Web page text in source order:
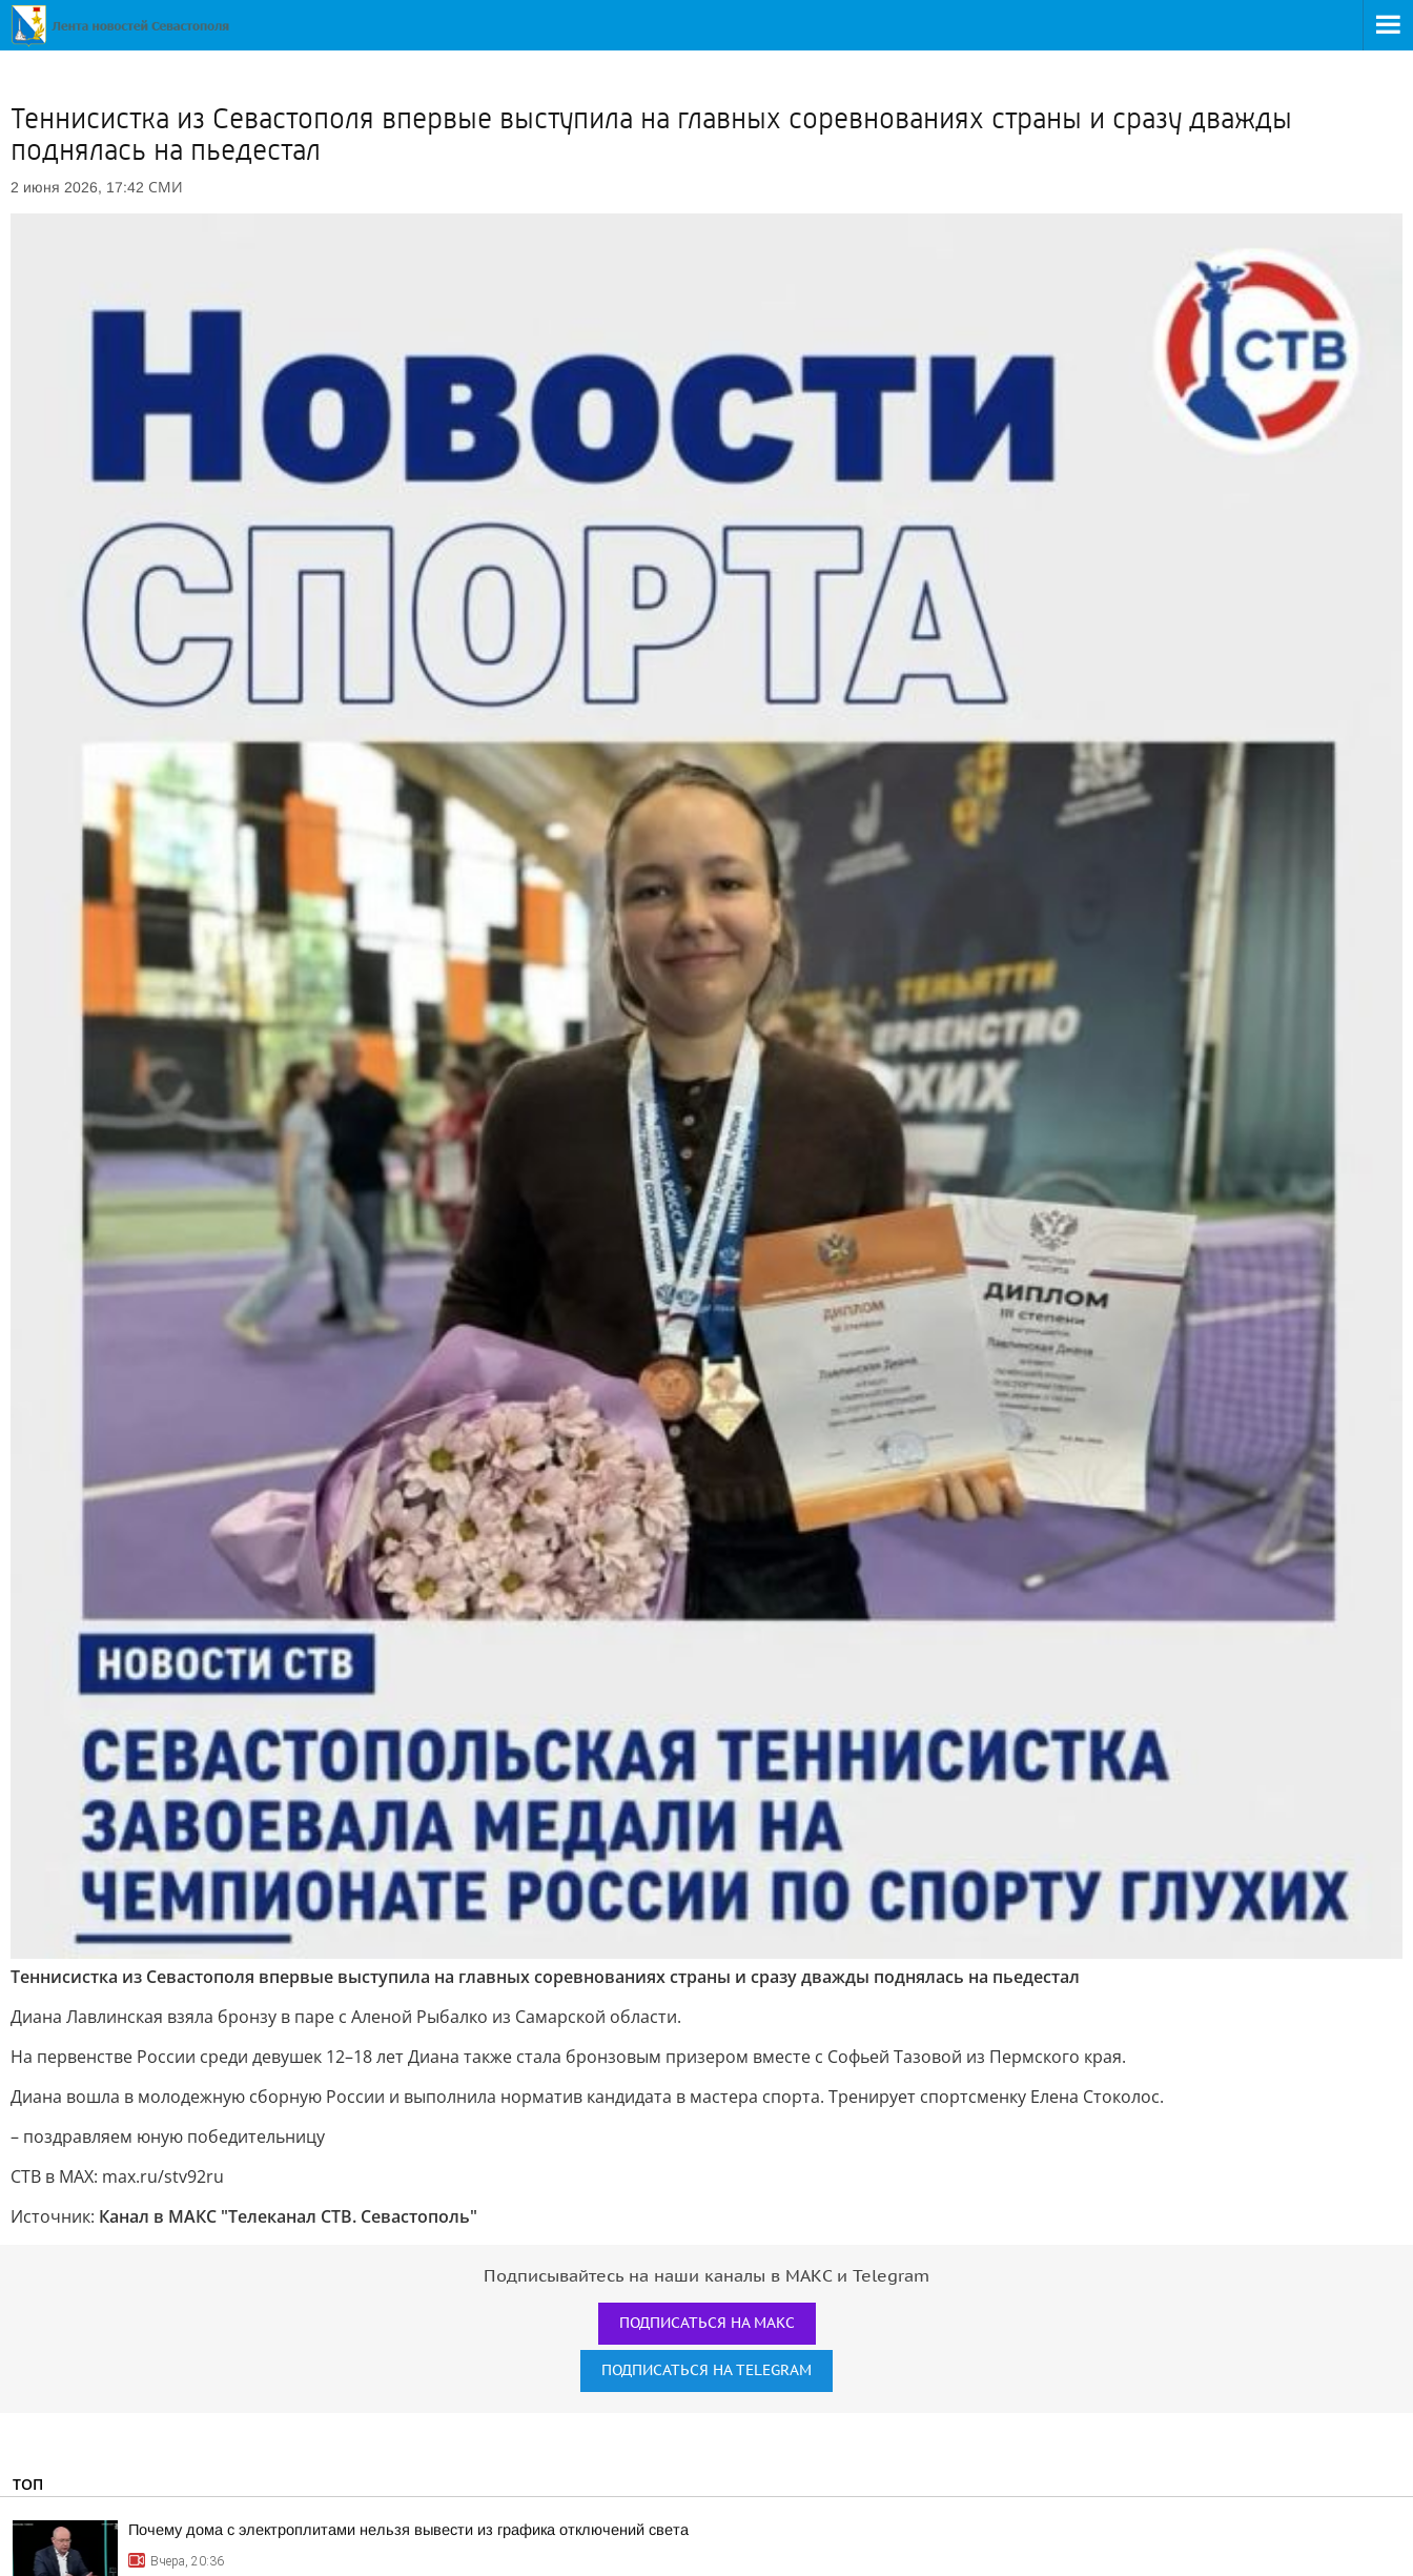
Теннисистка из Севастополя впервые выступила на главных соревнованиях страны и сразу дважды
поднялась на пьедестал
2 июня 2026, 17:42 СМИ
Теннисистка из Севастополя впервые выступила на главных соревнованиях страны и сразу дважды поднялась на пьедестал
Диана Лавлинская взяла бронзу в паре с Аленой Рыбалко из Самарской области.
На первенстве России среди девушек 12–18 лет Диана также стала бронзовым призером вместе с Софьей Тазовой из Пермского края.
Диана вошла в молодежную сборную России и выполнила норматив кандидата в мастера спорта. Тренирует спортсменку Елена Стоколос.
– поздравляем юную победительницу
СТВ в MAX: max.ru/stv92ru
Источник: Канал в МАКС "Телеканал CТВ. Севастополь"
Подписывайтесь на наши каналы в МАКС и Telegram
ПОДПИСАТЬСЯ НА МАКС
ПОДПИСАТЬСЯ НА TELEGRAM
ТОП
Почему дома с электроплитами нельзя вывести из графика отключений света
Вчера, 20:36